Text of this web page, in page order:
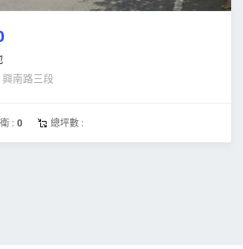
南路三段
: 0 總坪數 :